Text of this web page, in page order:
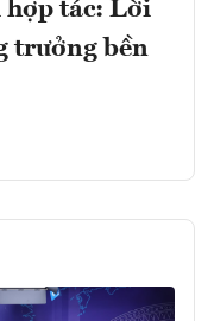
hợp tác: Lời
trưởng bền